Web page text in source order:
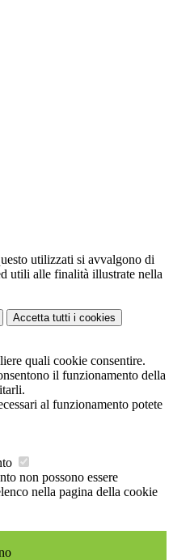
utilizzati si avvalgono di
utili alle finalità illustrate nella
Accetta tutti i cookies
quali cookie consentire.
il funzionamento della
al funzionamento potete
non possono essere
nella pagina della cookie